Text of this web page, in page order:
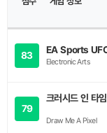
83 EA Sports
Electronic Arts
79
크러시드 인 타임
Draw Me A Pixel